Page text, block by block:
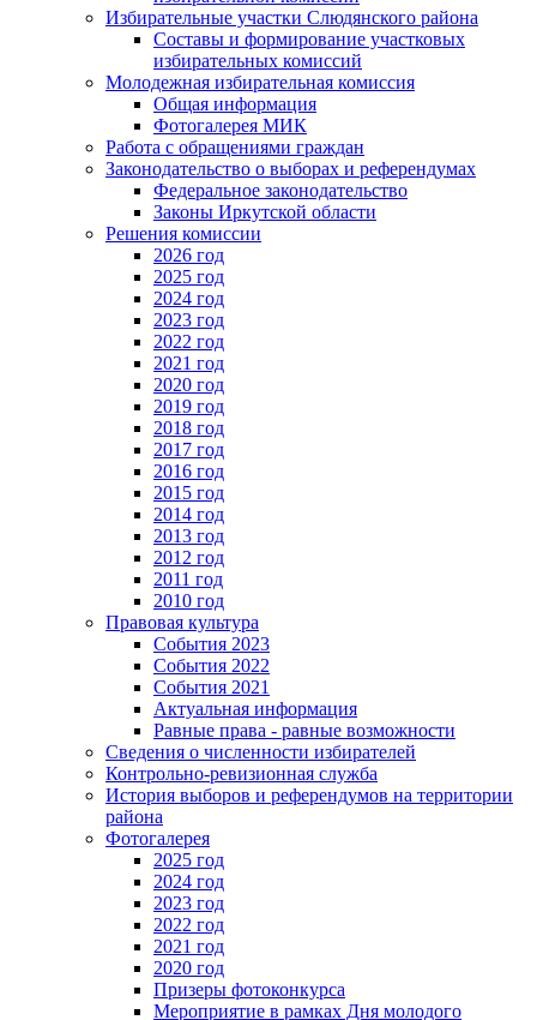
Избирательные участки Слюдянского района
Составы и формирование участковых
избирательных комиссий
Молодежная избирательная комиссия
Общая информация
Фотогалерея МИК
Работа с обращениями граждан
Законодательство о выборах и референдумах
Федеральное законодательство
Законы Иркутской области
Решения комиссии
2026 год
2025 год
2024 год
2023 год
2022 год
2021 год
2020 год
2019 год
2018 год
2017 год
2016 год
2015 год
2014 год
2013 год
2012 год
2011 год
2010 год
Правовая культура
События 2023
События 2022
События 2021
Актуальная информация
Равные права - равные возможности
Сведения о численности избирателей
Контрольно-ревизионная служба
История выборов и референдумов на территории
района
Фотогалерея
2025 год
2024 год
2023 год
2022 год
2021 год
2020 год
Призеры фотоконкурса
Мероприятие в рамках Дня молодого